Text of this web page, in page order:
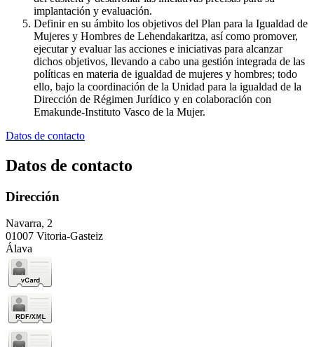
implantación y evaluación.
Definir en su ámbito los objetivos del Plan para la Igualdad de
Mujeres y Hombres de Lehendakaritza, así como promover,
ejecutar y evaluar las acciones e iniciativas para alcanzar
dichos objetivos, llevando a cabo una gestión integrada de las
políticas en materia de igualdad de mujeres y hombres; todo
ello, bajo la coordinación de la Unidad para la igualdad de la
Dirección de Régimen Jurídico y en colaboración con
Emakunde-Instituto Vasco de la Mujer.
Datos de contacto
Datos de contacto
Dirección
Navarra, 2
01007 Vitoria-Gasteiz
Álava